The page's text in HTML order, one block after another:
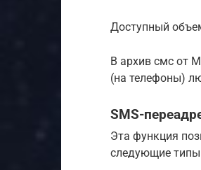
Доступный
В архив смс от
(на телефоны)
SMS-
Эта функция
следующие типы